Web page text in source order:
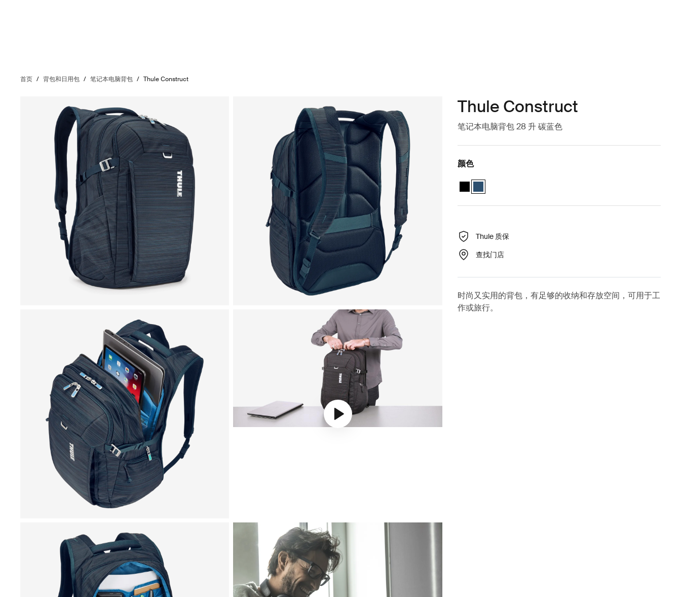
首页 / 背包和日用包 / 笔记本电脑背包 / Thule Construct
Play video
Thule Construct
笔记本电脑背包 28 升 碳蓝色
颜色
Thule Construct backpack 28L 黑色
Thule Construct backpack 28L 碳蓝 (selected)
Thule 质保
查找门店
时尚又实用的背包，有足够的收纳和存放空间，可用于工
作或旅行。